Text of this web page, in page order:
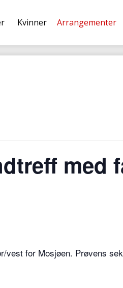
Kvinner Arrangementer
med
vest for Mosjøen. Prøvens